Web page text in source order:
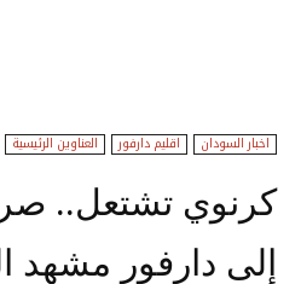
اخبار السودان اقليم دارفور العناوين الرئيسية
كرنوي تشتعل..
إلى دارفور مشهد